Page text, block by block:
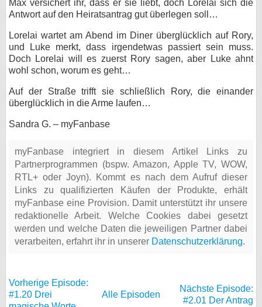
Max versichert ihr, dass er sie liebt, doch Lorelai sich die
Antwort auf den Heiratsantrag gut überlegen soll…
Lorelai wartet am Abend im Diner überglücklich auf Rory,
und Luke merkt, dass irgendetwas passiert sein muss.
Doch Lorelai will es zuerst Rory sagen, aber Luke ahnt
wohl schon, worum es geht…
Auf der Straße trifft sie schließlich Rory, die einander
überglücklich in die Arme laufen…
Sandra G. – myFanbase
myFanbase integriert in diesem Artikel Links zu
Partnerprogrammen (bspw. Amazon, Apple TV, WOW,
RTL+ oder Joyn). Kommt es nach dem Aufruf dieser
Links zu qualifizierten Käufen der Produkte, erhält
myFanbase eine Provision. Damit unterstützt ihr unsere
redaktionelle Arbeit. Welche Cookies dabei gesetzt
werden und welche Daten die jeweiligen Partner dabei
verarbeiten, erfahrt ihr in unserer Datenschutzerklärung.
Vorherige Episode:
#1.20 Drei
Alle Episoden
Nächste Episode:
#2.01 Der Antrag